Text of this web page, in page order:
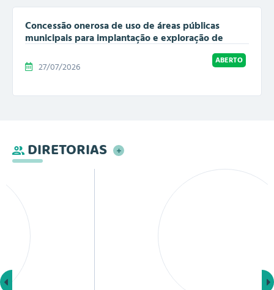
Concessão onerosa de uso de áreas públicas
municipais para implantação e exploração de
27/07/2026 ABERTO
DIRETORIAS